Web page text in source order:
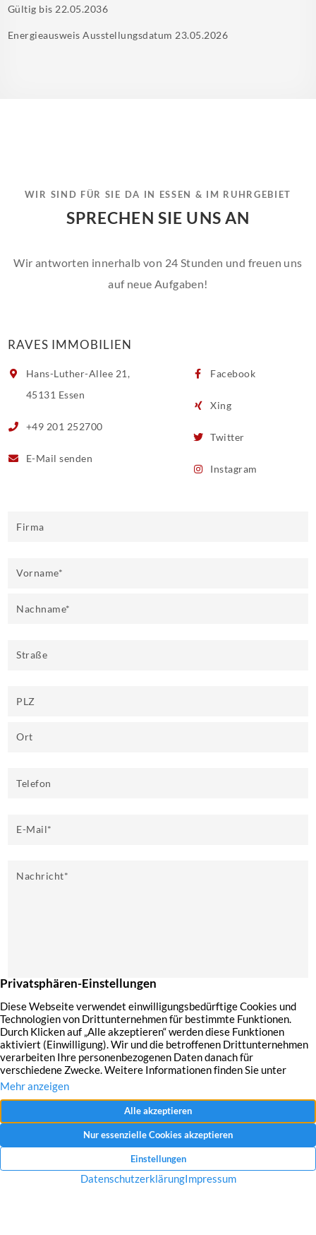
Gültig bis 22.05.2036
Energieausweis Ausstellungsdatum 23.05.2026
WIR SIND FÜR SIE DA IN ESSEN & IM RUHRGEBIET
SPRECHEN SIE UNS AN
Wir antworten innerhalb von 24 Stunden und freuen uns
auf neue Aufgaben!
RAVES IMMOBILIEN
Hans-Luther-Allee 21,
45131 Essen
+49 201 252700
E-Mailsenden
Facebook
Xing
Twitter
Instagram
Firma
Vorname*
Nachname*
Straße
PLZ
Ort
Telefon
E-Mail*
Nachricht*
Mit dem Absenden Ihrer Anfrage erklären Sie sich mit der Erfassung, Speicherung
und Verwendung Ihrer angegebenen Daten zum Zweck der Bearbeitung Ihrer
Datenschutzerklärung und Widerrufshinweise